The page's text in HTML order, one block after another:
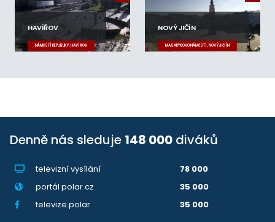
HAVÍŘOV
NÁMĚSTÍ REPUBLIKY, HAVÍŘOV
NOVÝ JIČÍN
MASARYKOVO NÁMĚSTÍ, NOVÝ JIČÍN
Denně nás sleduje 148 000 diváků
televizní vysílání
78 000
portál polar.cz
35 000
televize.polar
35 000